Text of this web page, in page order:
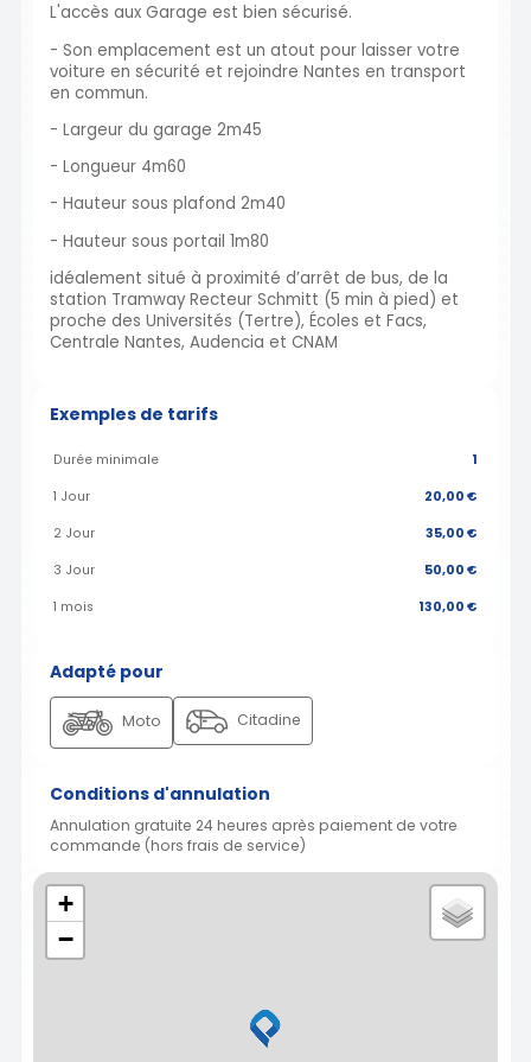
L'accès aux Garage est bien sécurisé.
- Son emplacement est un atout pour laisser votre
voiture en sécurité et rejoindre Nantes en transport
en commun.
- Largeur du garage 2m45
- Longueur 4m60
- Hauteur sous plafond 2m40
- Hauteur sous portail 1m80
idéalement situé à proximité d’arrêt de bus, de la
station Tramway Recteur Schmitt (5 min à pied) et
proche des Universités (Tertre), Écoles et Facs,
Centrale Nantes, Audencia et CNAM
Exemples de tarifs
Durée minimale 1
1 Jour 20,00 €
2 Jour 35,00 €
3 Jour 50,00 €
1 mois 130,00 €
Adapté pour
Moto Citadine
Conditions d'annulation
Annulation gratuite 24 heures après paiement de votre
commande (hors frais de service)
+
−